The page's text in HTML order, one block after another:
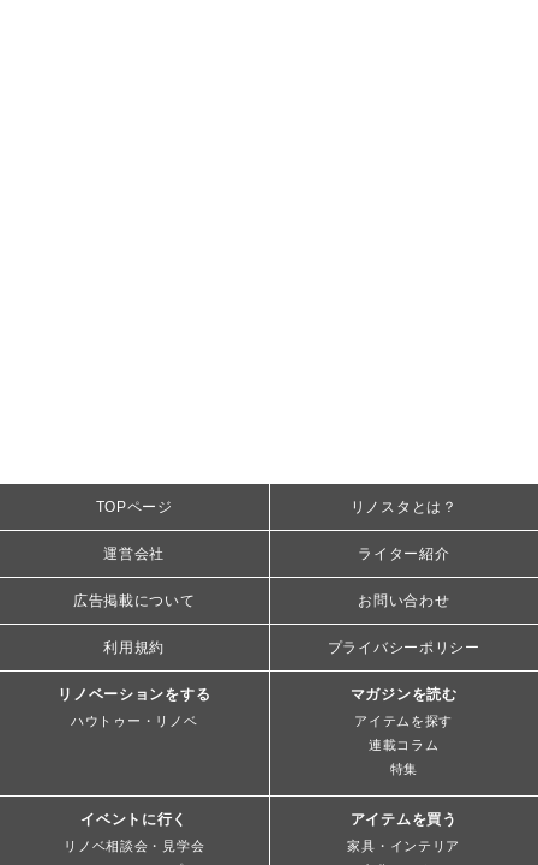
TOPページ リノスタとは？
運営会社 ライター紹介
広告掲載について お問い合わせ
利用規約 プライバシーポリシー
リノベーションをする
ハウトゥー・リノベ
マガジンを読む
アイテムを探す
連載コラム
特集
イベントに行く
リノベ相談会・見学会
アイテムを買う
家具・インテリア